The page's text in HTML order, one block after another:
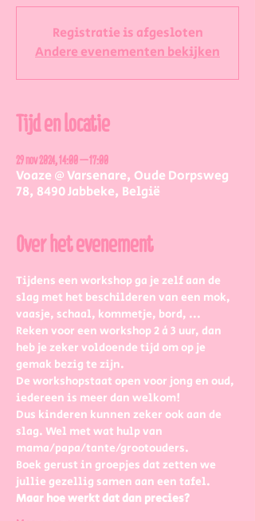
Registratie is afgesloten
Andere evenementen bekijken
Tijd en locatie
29 nov 2024, 14:00 – 17:00
Voaze @ Varsenare, Oude Dorpsweg
78, 8490 Jabbeke, België
Over het evenement
Tijdens een workshop ga je zelf aan de
slag met het beschilderen van een mok,
vaasje, schaal, kommetje, bord, ...
Reken voor een workshop 2 à 3 uur, dan
heb je zeker voldoende tijd om op je
gemak bezig te zijn.
De workshopstaat open voor jong en oud,
iedereen is meer dan welkom!
Dus kinderen kunnen zeker ook aan de
slag. Wel met wat hulp van
mama/papa/tante/grootouders.
Boek gerust in groepjes dat zetten we
jullie gezellig samen aan een tafel.
Maar hoe werkt dat dan precies?